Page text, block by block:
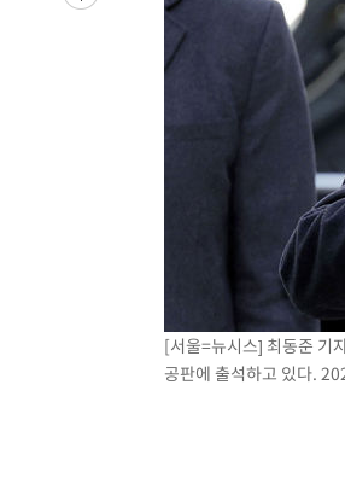
[서울=뉴시스] 최동준 기
공판에 출석하고 있다.